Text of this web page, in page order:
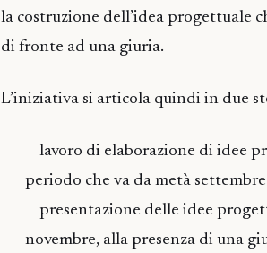
la costruzione dell’idea progettuale
di fronte ad una giuria.
L’iniziativa si articola quindi in due
lavoro di elaborazione di idee
periodo che va da metà
presentazione delle idee
novembre, alla presenza di una